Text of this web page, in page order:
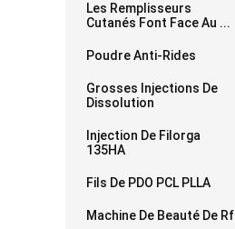
Les Remplisseurs
Cutanés Font Face Au ...
Poudre Anti-Rides
Grosses Injections De
Dissolution
Injection De Filorga
135HA
Fils De PDO PCL PLLA
Machine De Beauté De Rf